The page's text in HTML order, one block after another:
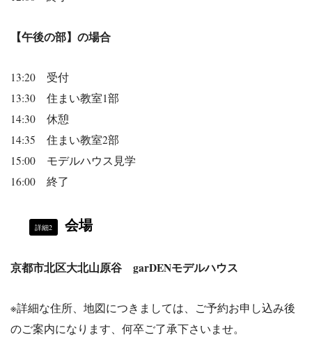
【午後の部】の場合
13:20 受付
13:30 住まい教室1部
14:30 休憩
14:35 住まい教室2部
15:00 モデルハウス見学
16:00 終了
詳細2 会場
京都市北区大北山原谷 garDENモデルハウス
※詳細な住所、地図につきましては、ご予約お申し込み後
のご案内になります、何卒ご了承下さいませ。